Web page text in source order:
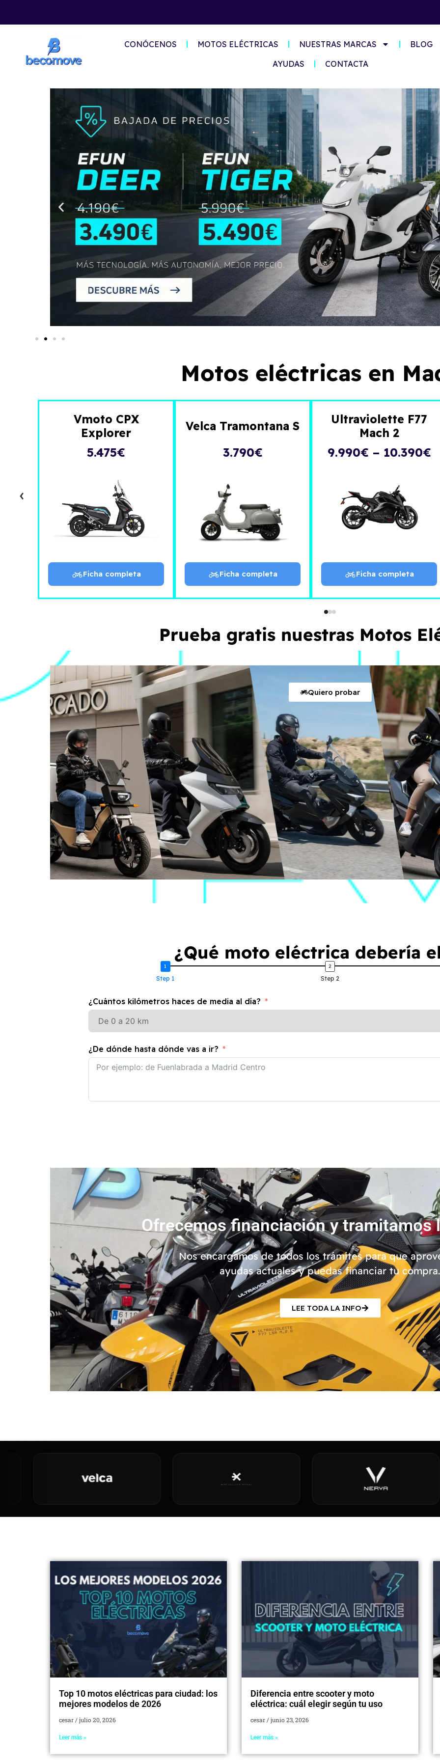
CONÓCENOS MOTOS ELÉCTRICAS NUESTRAS MARCAS BLOG
AYUDAS
CONTACTA
Motos eléctricas en
‹
Vmoto CPX
Explorer
5.475€
Ficha completa
Velca Tramontana S
3.790€
Ficha completa
Ultraviolette F77
Mach 2
9.990€ – 10.390€
Ficha completa
Prueba gratis nuestras Motos
Quiero probar
¿Qué moto eléctrica debería
Step 1 Step 2
¿Cuántos kilómetros haces de media al día?
¿De dónde hasta dónde vas a ir?
Ofrecemos financiación y tramitamos
Nos encargamos de todos los trámites para que
ayudas actuales y puedas financiar tu compra.
LEE TODA LA INFO
Top 10 motos eléctricas para ciudad: los
mejores modelos de 2026
cesar julio 20, 2026
Leer más »
Diferencia entre scooter y moto
eléctrica: cuál elegir según tu uso
cesar junio 23, 2026
Leer más »